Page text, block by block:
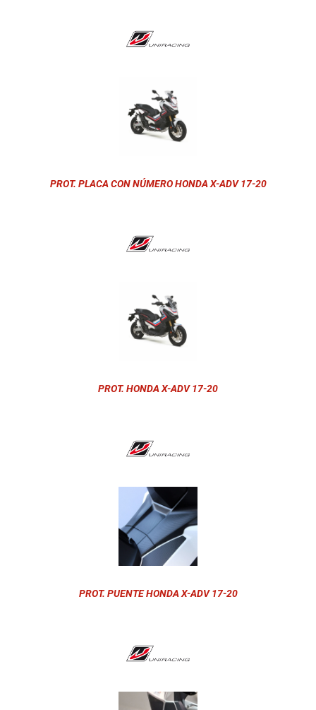
PROT. PLACA CON NÚMERO HONDA X-ADV 17-20
PROT. HONDA X-ADV 17-20
PROT. PUENTE HONDA X-ADV 17-20